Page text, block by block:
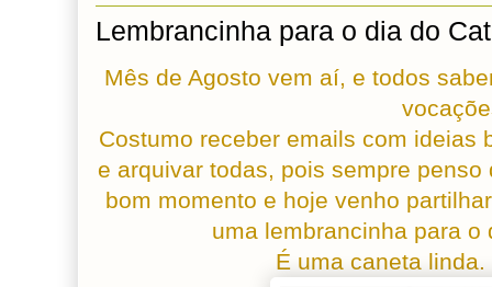
Lembrancinha para o dia do
Mês de Agosto vem aí, e todos
Costumo receber emails com ideias
e arquivar todas, pois sempre
bom momento e hoje venho
uma lembrancinha para o
É uma caneta